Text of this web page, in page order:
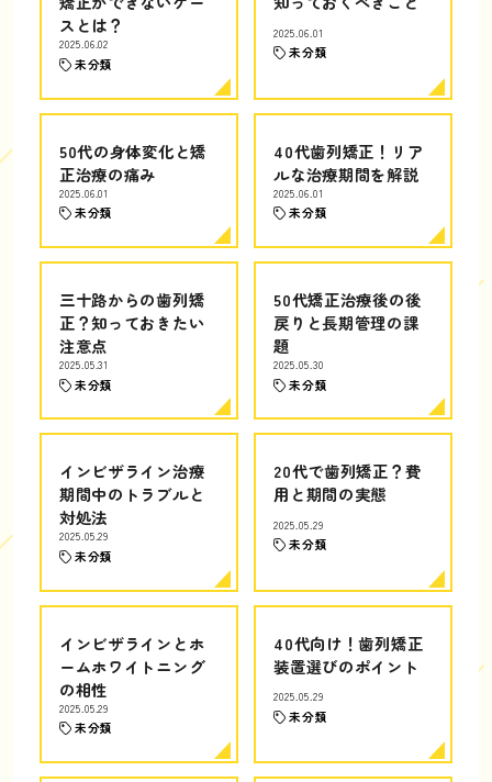
スとは？
2025.06.02
未分類
2025.06.01
未分類
50代の身体変化と矯
正治療の痛み
2025.06.01
未分類
40代歯列矯正！リア
ルな治療期間を解説
2025.06.01
未分類
三十路からの歯列矯
正？知っておきたい
注意点
2025.05.31
未分類
50代矯正治療後の後
戻りと長期管理の課
題
2025.05.30
未分類
インビザライン治療
期間中のトラブルと
対処法
2025.05.29
未分類
20代で歯列矯正？費
用と期間の実態
2025.05.29
未分類
インビザラインとホ
ームホワイトニング
の相性
2025.05.29
未分類
40代向け！歯列矯正
装置選びのポイント
2025.05.29
未分類